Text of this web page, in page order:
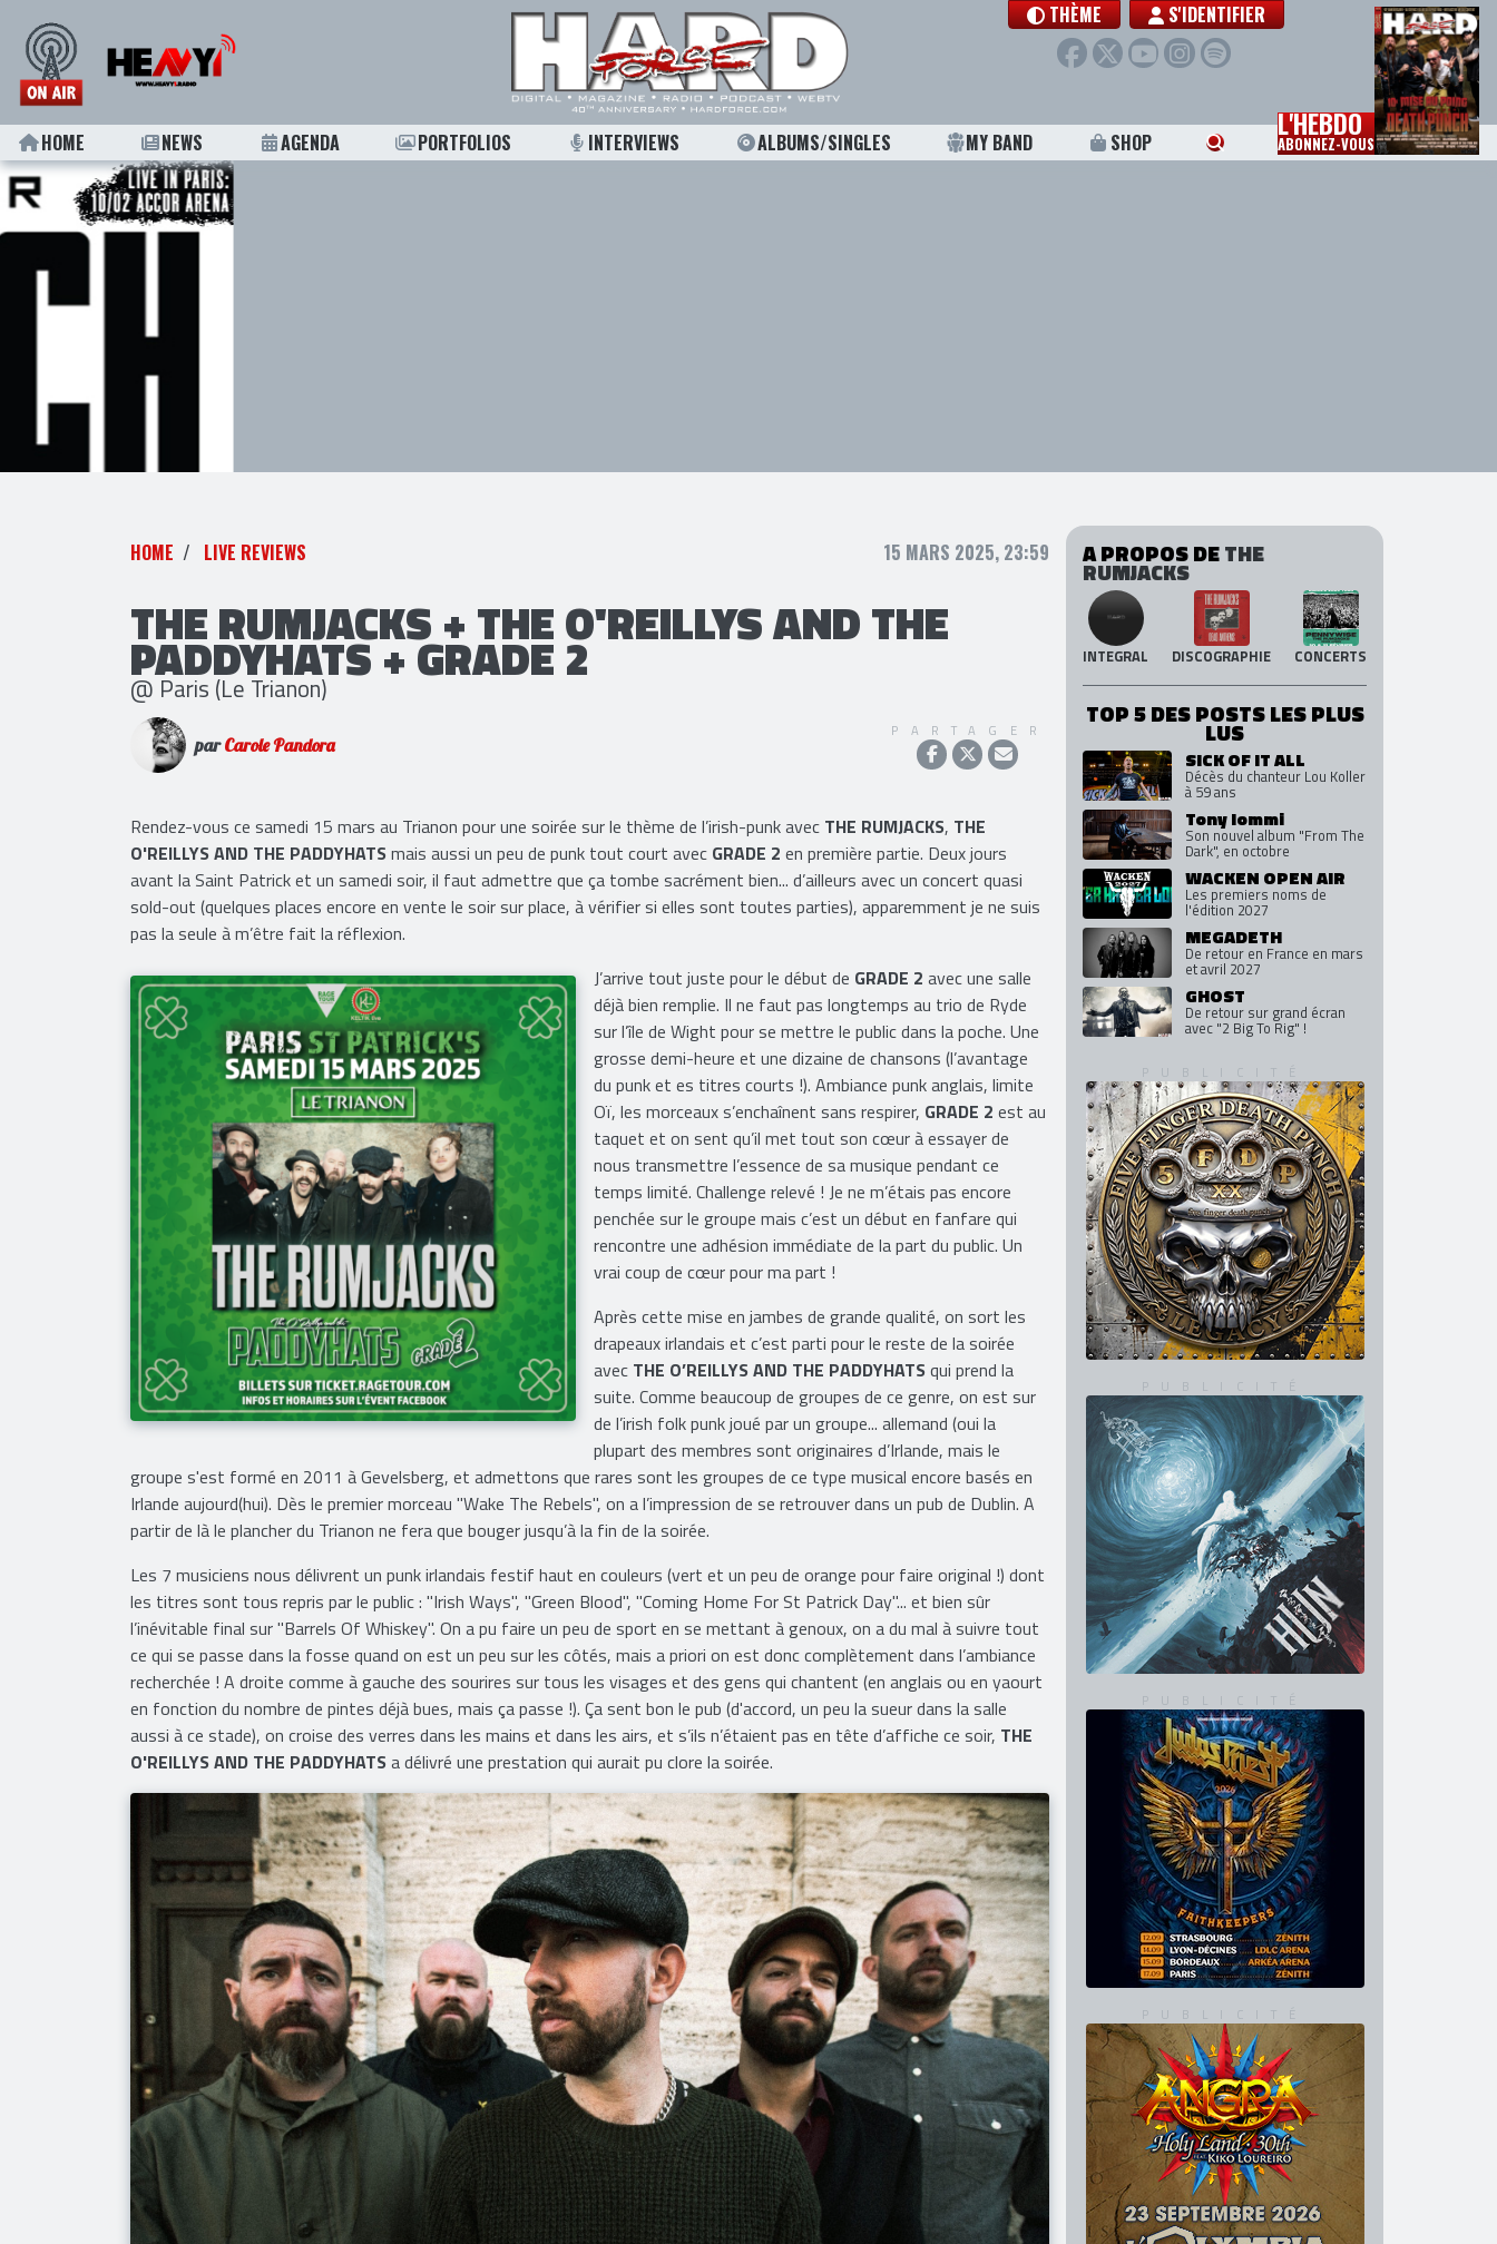
THÈME S'IDENTIFIER
HOME NEWS AGENDA PORTFOLIOS INTERVIEWS ALBUMS/SINGLES MY BAND SHOP L'HEBDO
ABONNEZ-VOUS
HOME LIVE REVIEWS 15 MARS 2025, 23:59
THE RUMJACKS + THE O'REILLYS AND THE
PADDYHATS + GRADE 2
@ Paris (Le Trianon)
parCarole Pandora
PARTAGER
Rendez-vous ce samedi 15 mars au Trianon pour une soirée sur le thème de l’irish-punk avec THE RUMJACKS, THE
O'REILLYS AND THE PADDYHATSmais aussi un peu de punk tout court avec GRADE 2 en première partie. Deux jours
avant la Saint Patrick et un samedi soir, il faut admettre que ça tombe sacrément bien... d’ailleurs avec un concert quasi
sold-out (quelques places encore en vente le soir sur place, à vérifier si elles sont toutes parties), apparemment je ne suis
pas la seule à m’être fait la réflexion.
J’arrive tout juste pour le début de GRADE 2 avec une salle
déjà bien remplie. Il ne faut pas longtemps au trio de Ryde
sur l’île de Wight pour se mettre le public dans la poche. Une
grosse demi-heure et une dizaine de chansons (l’avantage
du punk et es titres courts !). Ambiance punk anglais, limite
Oï, les morceaux s’enchaînent sans respirer, GRADE 2 est au
taquet et on sent qu’il met tout son cœur à essayer de
nous transmettre l’essence de sa musique pendant ce
temps limité. Challenge relevé ! Je ne m’étais pas encore
penchée sur le groupe mais c’est un début en fanfare qui
rencontre une adhésion immédiate de la part du public. Un
vrai coup de cœur pour ma part !
Après cette mise en jambes de grande qualité, on sort les
drapeaux irlandais et c’est parti pour le reste de la soirée
avec THE O’REILLYS AND THE PADDYHATSqui prend la
suite. Comme beaucoup de groupes de ce genre, on est sur
de l’irish folk punk joué par un groupe... allemand (oui la
plupart des membres sont originaires d’Irlande, mais le
groupe s'est formé en 2011 à Gevelsberg, et admettons que rares sont les groupes de ce type musical encore basés en
Irlande aujourd(hui). Dès le premier morceau "Wake The Rebels", on a l’impression de se retrouver dans un pub de Dublin. A
partir de là le plancher du Trianon ne fera que bouger jusqu’à la fin de la soirée.
Les 7 musiciens nous délivrent un punk irlandais festif haut en couleurs (vert et un peu de orange pour faire original !) dont
les titres sont tous repris par le public : "Irish Ways", "Green Blood", "Coming Home For St Patrick Day"... et bien sûr
l’inévitable final sur "Barrels Of Whiskey". On a pu faire un peu de sport en se mettant à genoux, on a du mal à suivre tout
ce qui se passe dans la fosse quand on est un peu sur les côtés, mais a priori on est donc complètement dans l’ambiance
recherchée ! A droite comme à gauche des sourires sur tous les visages et des gens qui chantent (en anglais ou en yaourt
en fonction du nombre de pintes déjà bues, mais ça passe !). Ça sent bon le pub (d'accord, un peu la sueur dans la salle
aussi à ce stade), on croise des verres dans les mains et dans les airs, et s’ils n’étaient pas en tête d’affiche ce soir, THE
O'REILLYS AND THE PADDYHATSa délivré une prestation qui aurait pu clore la soirée.
A PROPOS DETHE
RUMJACKS
INTEGRAL DISCOGRAPHIE CONCERTS
TOP 5 DES POSTS LES PLUS
LUS
SICK OF IT ALL
Décès du chanteur Lou Koller
à 59 ans
Tony Iommi
Son nouvel album "From The
Dark", en octobre
WACKEN OPEN AIR
Les premiers noms de
l'édition 2027
MEGADETH
De retour en France en mars
et avril 2027
GHOST
De retour sur grand écran
avec "2 Big To Rig" !